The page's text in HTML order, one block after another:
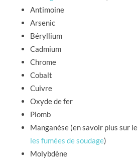
Antimoine
Arsenic
Béryllium
Cadmium
Chrome
Cobalt
Cuivre
Oxyde de fer
Plomb
Manganèse (en savoir plus sur le
les fumées de soudage)
Molybdène